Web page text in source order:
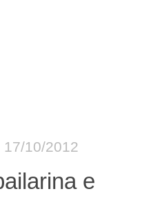
17/10/2012
e